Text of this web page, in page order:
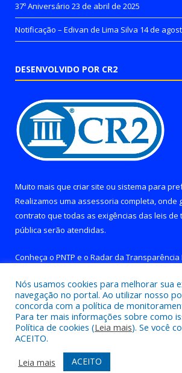
37º Aniversário 23 de abril de 2025
Notificação – Edivan de Lima Silva 14 de
DESENVOLVIDO POR CR2
Muito mais que criar site ou sistema para
Realizamos uma assessoria completa, onde
contrato que todas as exigências das leis de
pública serão atendidas.
Conheça o PNTP e o Radar da Transparência
Todos os direitos reservados a Prefeitura
Araguaia.
Mapa do Site
Acessar Área Administrativa
Nós usamos cookies para melhorar sua
navegação no portal. Ao utilizar nosso
concorda com a política de
Para ter mais informações sobre como
Política de cookies (Leia mais). Se você
ACEITO.
Leia mais
ACEITO